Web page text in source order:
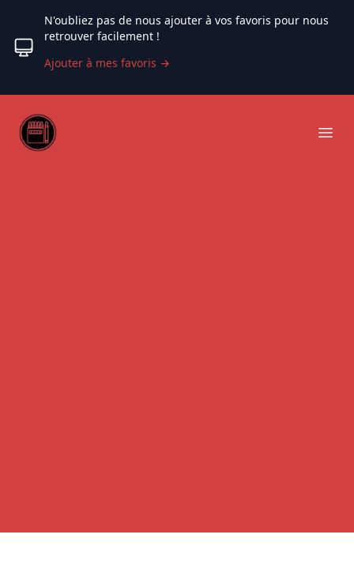
N'oubliez pas de nous ajouter à vos favoris pour nous
retrouver facilement !
Ajouter à mes favoris →
Web coloriage